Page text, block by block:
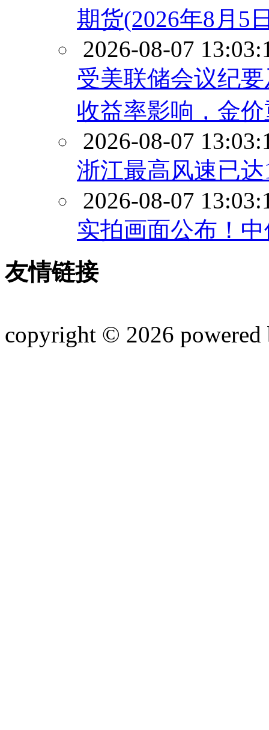
期货(2026年8月5
2026-08-07
受美联储会议纪
收益率影响，金
2026-08-07
浙江最高风速已
2026-08-07
实拍画面公布！
友情链接
copyright © 2026